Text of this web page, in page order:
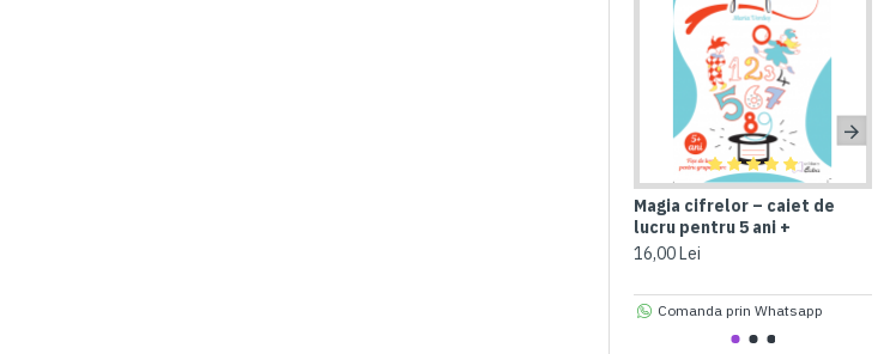
Magia cifrelor – caiet de
lucru pentru 5 ani +
16,00 Lei
Comanda prin Whatsapp